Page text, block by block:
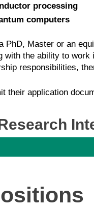
processing
computers
PhD, Master or an
the ability to
responsibilities,
their application